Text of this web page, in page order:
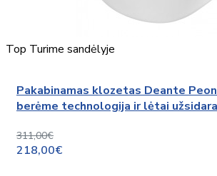
Top Turime sandėlyje
Pakabinamas klozetas Deante
berėme technologija ir lėtai
311,00€
218,00€